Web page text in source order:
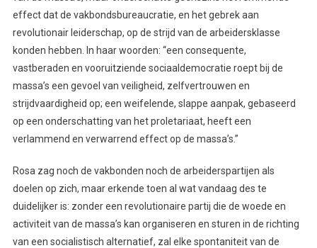
effect dat de vakbondsbureaucratie, en het gebrek aan
revolutionair leiderschap, op de strijd van de arbeidersklasse
konden hebben. In haar woorden: “een consequente,
vastberaden en vooruitziende sociaaldemocratie roept bij de
massa’s een gevoel van veiligheid, zelfvertrouwen en
strijdvaardigheid op; een weifelende, slappe aanpak, gebaseerd
op een onderschatting van het proletariaat, heeft een
verlammend en verwarrend effect op de massa’s.”
Rosa zag noch de vakbonden noch de arbeiderspartijen als
doelen op zich, maar erkende toen al wat vandaag des te
duidelijker is: zonder een revolutionaire partij die de woede en
activiteit van de massa’s kan organiseren en sturen in de richting
van een socialistisch alternatief, zal elke spontaniteit van de